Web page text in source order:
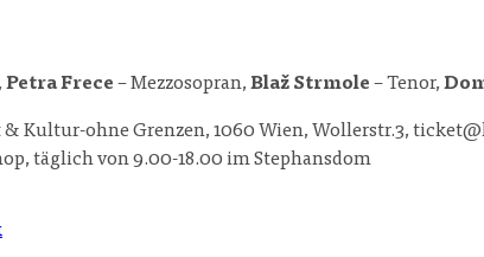
Petra Frece – Mezzosopran,Blaž Strmole – Tenor,
& Kultur-ohne Grenzen, 1060 Wien, Wollerstr.3,
täglich von 9.00-18.00 im Stephansdom